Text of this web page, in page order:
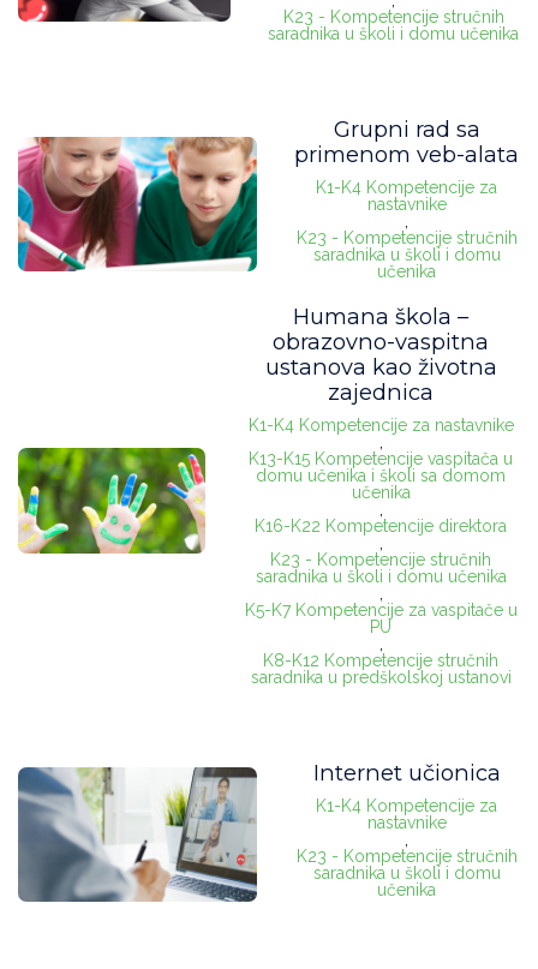
K23 - Kompetencije stručnih
saradnika u školi i domu učenika
Grupni rad sa
primenom veb-alata
K1-K4 Kompetencije za
nastavnike
K23 - Kompetencije stručnih
saradnika u školi i domu
učenika
Humana škola –
obrazovno-vaspitna
ustanova kao životna
zajednica
K1-K4 Kompetencije za nastavnike
K13-K15 Kompetencije vaspitača u
domu učenika i školi sa domom
učenika
K16-K22 Kompetencije direktora
K23 - Kompetencije stručnih
saradnika u školi i domu učenika
K5-K7 Kompetencije za vaspitače u
PU
K8-K12 Kompetencije stručnih
saradnika u predškolskoj ustanovi
Internet učionica
K1-K4 Kompetencije za
nastavnike
K23 - Kompetencije stručnih
saradnika u školi i domu
učenika